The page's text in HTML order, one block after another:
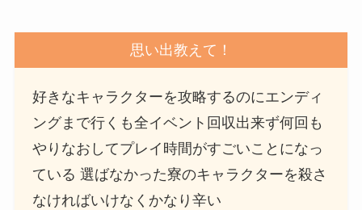
思い出教えて！
好きなキャラクターを攻略するのにエンディ
ングまで行くも全イベント回収出来ず何回も
やりなおしてプレイ時間がすごいことになっ
ている 選ばなかった寮のキャラクターを殺さ
なければいけなくかなり辛い